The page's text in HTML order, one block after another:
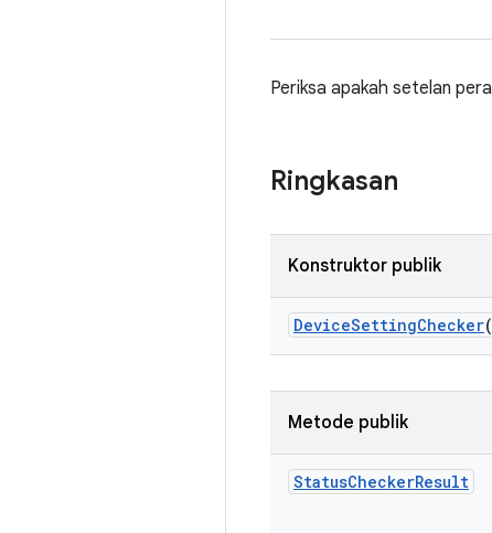
Periksa apakah setelan
Ringkasan
Konstruktor publik
DeviceSettingChecker
Metode publik
StatusCheckerResult